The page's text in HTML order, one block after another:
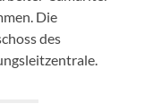
Die
des